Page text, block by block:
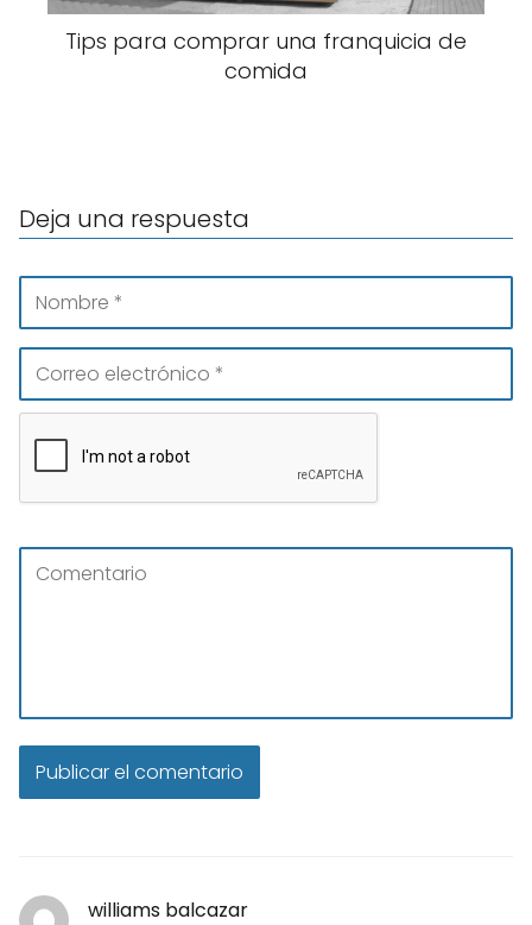
Tips para comprar una franquicia de
comida
williams balcazar
Deja una respuesta